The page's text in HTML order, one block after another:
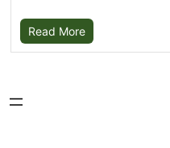
Read More